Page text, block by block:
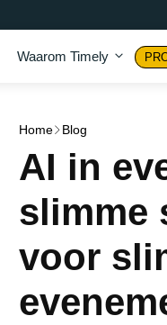
Waarom Timely
Home Blog
AI in
slimme
voor